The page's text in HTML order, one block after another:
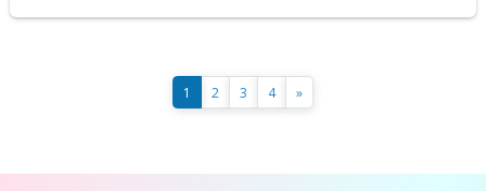
1 2 3 4 »